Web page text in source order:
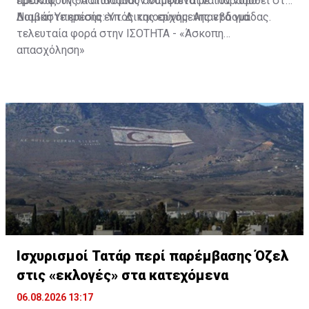
Νομική Υπηρεσία εντός της ερχόμενης εβδομάδας.
Διαβάστε επίσης:Υπ. Δικαιοσύνης: Απαντά για
τελευταία φορά στην ΙΣΟΤΗΤΑ - «Άσκοπη
απασχόληση»
Ισχυρισμοί Τατάρ περί παρέμβασης Όζελ
στις «εκλογές» στα κατεχόμενα
06.08.2026 13:17